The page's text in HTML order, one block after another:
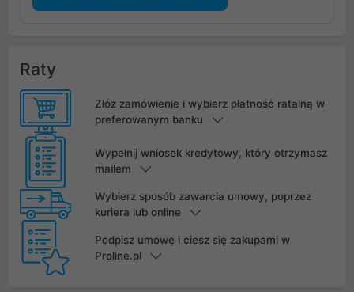
Raty
Złóż zamówienie i wybierz płatność ratalną w
preferowanym banku
Wypełnij wniosek kredytowy, który otrzymasz
mailem
Wybierz sposób zawarcia umowy, poprzez
kuriera lub online
Podpisz umowę i ciesz się zakupami w
Proline.pl